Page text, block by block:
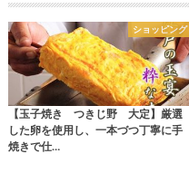
ショッピング
【玉子焼き つきじ野 大定】厳選
した卵を使用し、一本づつ丁寧に手
焼きで仕…